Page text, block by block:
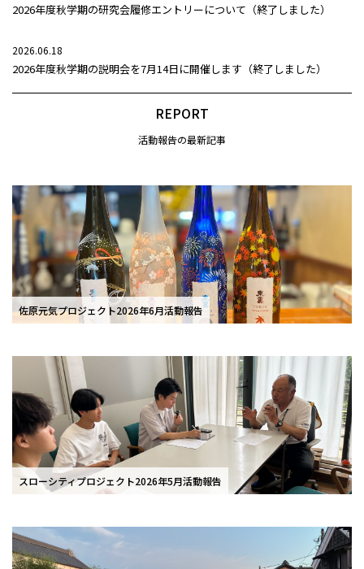
2026年度秋学期の研究会履修エントリーについて（終了しました）
2026.06.18
2026年度秋学期の説明会を7月14日に開催します（終了しました）
REPORT
活動報告の最新記事
佐原元気プロジェクト2026年6月活動報告
スローシティプロジェクト2026年5月活動報告